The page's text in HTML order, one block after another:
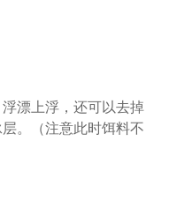
漂上浮，还可以去掉
。（注意此时饵料不